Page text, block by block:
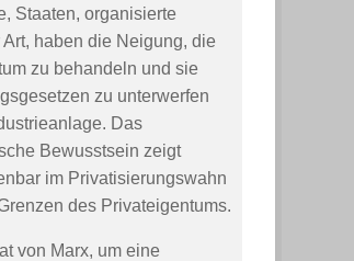
Staaten, organisierte
Art, haben die Neigung, die
zu behandeln und sie
zu unterwerfen
Das
Bewusstsein zeigt
im Privatisierungswahn
des Privateigentums.
von Marx, um eine